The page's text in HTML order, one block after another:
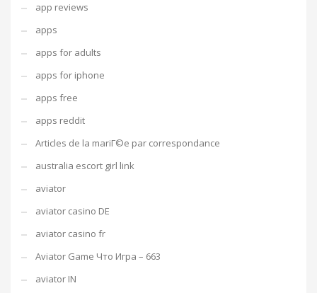
app reviews
apps
apps for adults
apps for iphone
apps free
apps reddit
Articles de la mariГ©e par correspondance
australia escort girl link
aviator
aviator casino DE
aviator casino fr
Aviator Game Что Игра – 663
aviator IN